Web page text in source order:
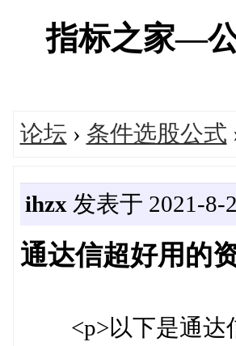
指标之家—
论坛 › 条件选股公式
ihzx 发表于 2021-8-
通达信超好用的
<p>以下是通达信